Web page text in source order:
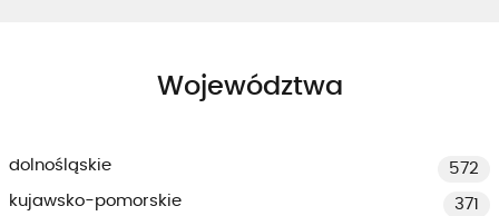
Województwa
dolnośląskie
572
kujawsko-pomorskie
371